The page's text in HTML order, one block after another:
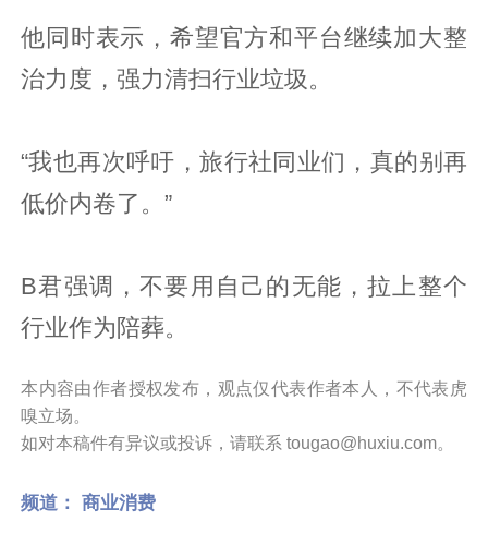
他同时表示，希望官方和平台继续加大整
治力度，强力清扫行业垃圾。
“我也再次呼吁，旅行社同业们，真的别再
低价内卷了。”
B君强调，不要用自己的无能，拉上整个
行业作为陪葬。
本内容由作者授权发布，观点仅代表作者本人，不代表虎
嗅立场。
如对本稿件有异议或投诉，请联系 tougao@huxiu.com。
频道： 商业消费